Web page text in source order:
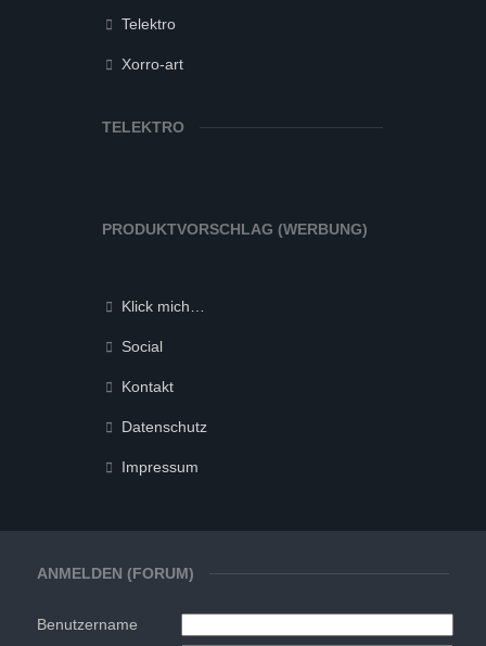
ANMELDEN (FORUM)
Benutzername
Telektro
Xorro-art
TELEKTRO
PRODUKTVORSCHLAG (WERBUNG)
Klick mich…
Social
Kontakt
Datenschutz
Impressum